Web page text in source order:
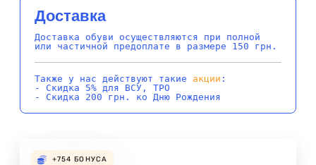
Доставка
Доставка обуви осуществляются при полной
или частичной предоплате в размере 150 грн.
Также у нас действуют такие акции :
- Скидка 5% для ВСУ, ТРО
- Скидка 200 грн. ко Дню Рождения
+754 БОНУСА